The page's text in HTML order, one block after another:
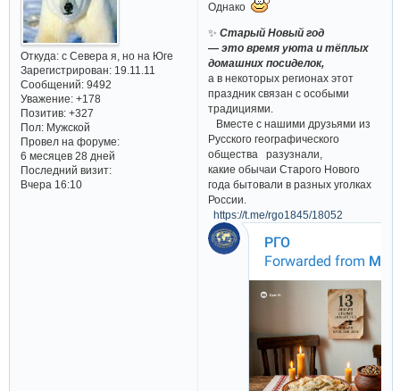
Откуда:с Севера я, но на Юге
Зарегистрирован: 19.11.11
Сообщений:9492
Уважение: +178
Позитив: +327
Пол:Мужской
Провел на форуме:
6 месяцев 28 дней
Последний визит:
Вчера 16:10
Однако
✨ Старый Новый год
— это время уюта и тёплых
домашних посиделок,
а в некоторых регионах этот
праздник связан с особыми
традициями.
Вместе с нашими друзьями из
Русского географического
общества разузнали,
какие обычаи Старого Нового
года бытовали в разных уголках
России.
https://t.me/rgo1845/18052